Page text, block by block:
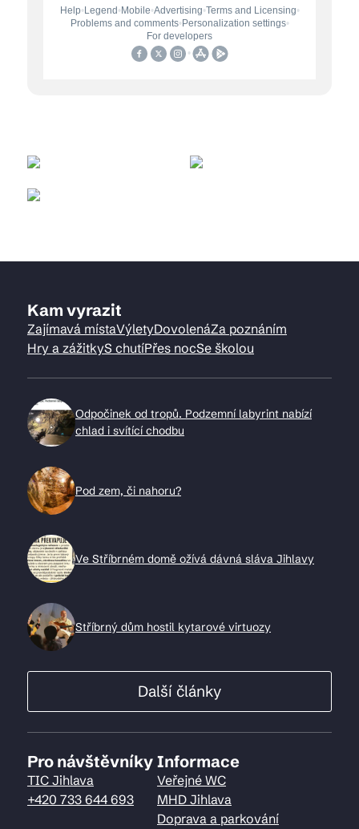
Kam vyrazit
Zajímavá místaVýletyDovolenáZa poznáním
Hry a zážitkyS chutíPřes nocSe školou
Odpočinek od tropů. Podzemní labyrint nabízí
chlad i svítící chodbu
Pod zem, či nahoru?
Ve Stříbrném domě ožívá dávná sláva Jihlavy
Stříbrný dům hostil kytarové virtuozy
Další články
Pro návštěvníky
TIC Jihlava
+420 733 644 693
Informace
Veřejné WC
MHD Jihlava
Doprava a parkování